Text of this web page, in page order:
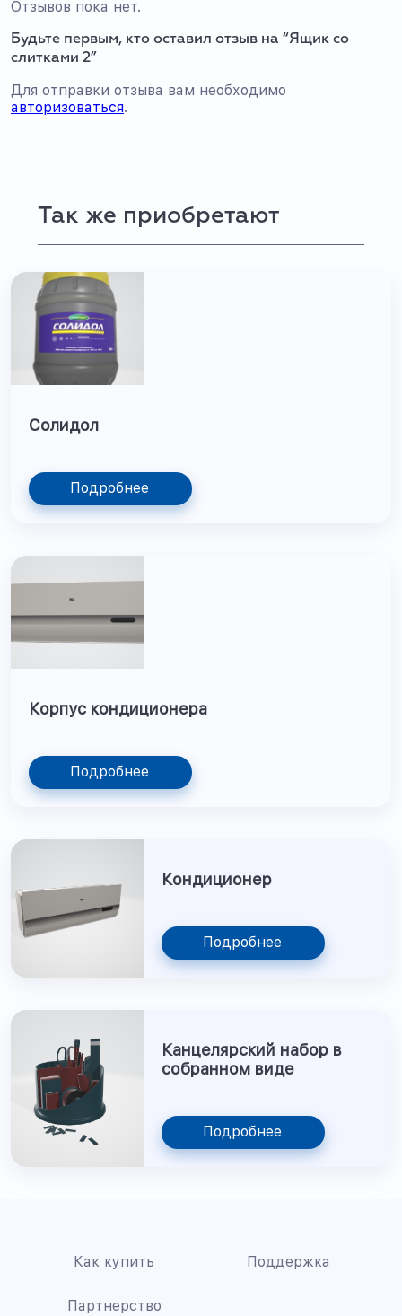
Отзывов пока нет.
Будьте первым, кто оставил отзыв на “Ящик со
слитками 2”
Для отправки отзыва вам необходимо
авторизоваться.
Так же приобретают
Солидол
Подробнее
Корпус кондиционера
Подробнее
Кондиционер
Подробнее
Канцелярский набор в
собранном виде
Подробнее
Как купить Поддержка
Партнерство